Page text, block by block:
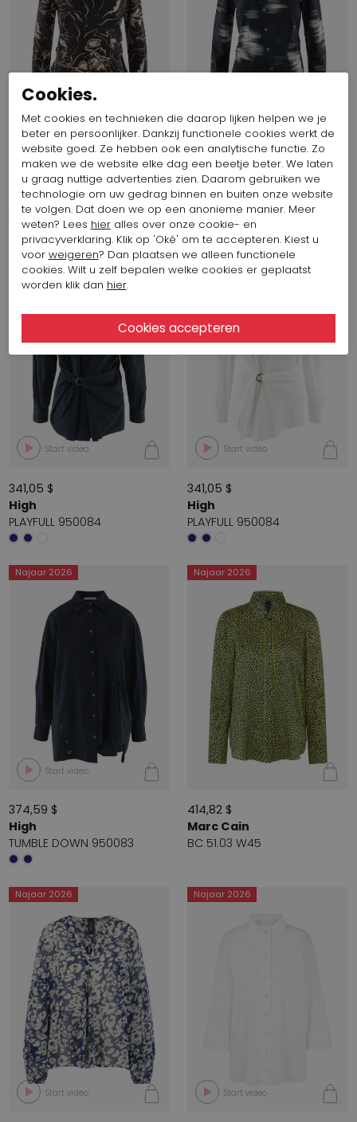
398,86 $
High
FLOTILLA S50357
Start video
398,86 $
High
FLOTILLA S50357
Najaar 2026
Start video
341,05 $
High
PLAYFULL 950084
Najaar 2026
Start video
341,05 $
High
PLAYFULL 950084
Najaar 2026
Start video
374,59 $
High
TUMBLE DOWN 950083
Najaar 2026
414,82 $
Marc Cain
BC 51.03 W45
Najaar 2026
Start video
Najaar 2026
Start video
Cookies.
Met cookies en technieken die daarop lijken helpen we je
beter en persoonlijker. Dankzij functionele cookies werkt de
website goed. Ze hebben ook een analytische functie. Zo
maken we de website elke dag een beetje beter. We laten
u graag nuttige advertenties zien. Daarom gebruiken we
technologie om uw gedrag binnen en buiten onze website
te volgen. Dat doen we op een anonieme manier. Meer
weten? Lees hieralles over onze cookie- en
privacyverklaring. Klik op 'Oké' om te accepteren. Kiest u
voor weigeren? Dan plaatsen we alleen functionele
cookies. Wilt u zelf bepalen welke cookies er geplaatst
worden klik dan hier.